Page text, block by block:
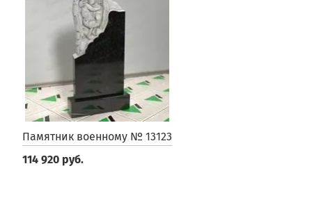
Памятник военному № 13123
114 920 руб.